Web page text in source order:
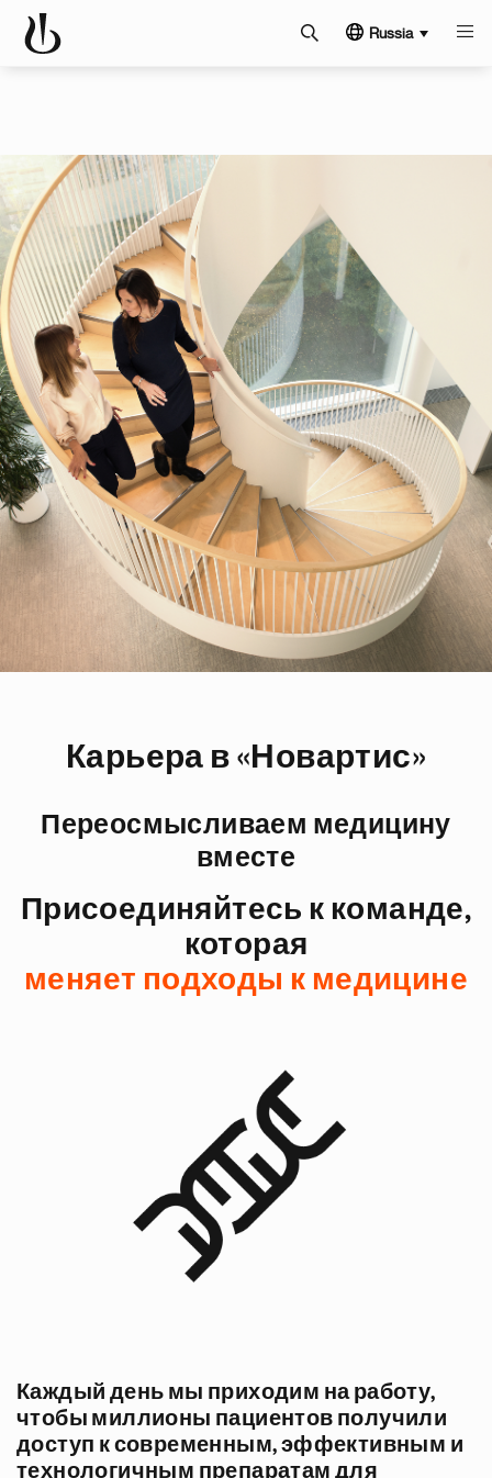
Russia
Карьера в «Новартис»
Переосмысливаем медицину
вместе
Присоединяйтесь к команде,
которая
меняет подходы к медицине
Каждый день мы приходим на работу,
чтобы миллионы пациентов получили
доступ к современным, эффективным и
технологичным препаратам для